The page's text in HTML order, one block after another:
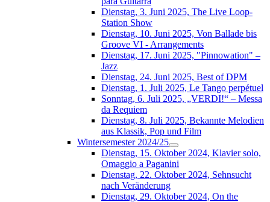
Dienstag, 3. Juni 2025, The Live Loop-
Station Show
Dienstag, 10. Juni 2025, Von Ballade bis
Groove VI - Arrangements
Dienstag, 17. Juni 2025, "Pinnowation" –
Jazz
Dienstag, 24. Juni 2025, Best of DPM
Dienstag, 1. Juli 2025, Le Tango perpétuel
Sonntag, 6. Juli 2025, „VERDI!“ – Messa
da Requiem
Dienstag, 8. Juli 2025, Bekannte Melodien
aus Klassik, Pop und Film
Wintersemester 2024/25
Dienstag, 15. Oktober 2024, Klavier solo,
Omaggio a Paganini
Dienstag, 22. Oktober 2024, Sehnsucht
nach Veränderung
Dienstag, 29. Oktober 2024, On the